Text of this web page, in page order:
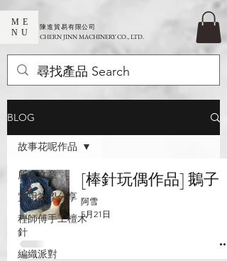
ME
NU
​陳進貿易有限公司
CHERN JINN MACHINERY CO., LTD.
BLOG
所有文章
實用教學分享
程師傅手工檀木
針
編織派對
故事花呢作品
[棒針玩偶作品] 鵝子
阿雪
5月21日